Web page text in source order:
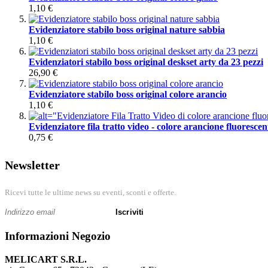
1,10 €
Evidenziatore stabilo boss original nature sabbia
1,10 €
Evidenziatori stabilo boss original deskset arty da 23 pezzi
26,90 €
Evidenziatore stabilo boss original colore arancio
1,10 €
Evidenziatore fila tratto video - colore arancione
0,75 €
Newsletter
Ricevi tutte le ultime news su eventi, sconti e offerte.
Iscriviti
Informazioni Negozio
MELICART S.R.L.